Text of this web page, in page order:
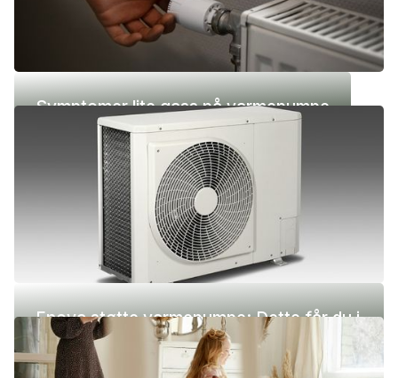
Symptomer lite gass på varmepumpe
Enova støtte varmepumpe: Dette får du i
2026